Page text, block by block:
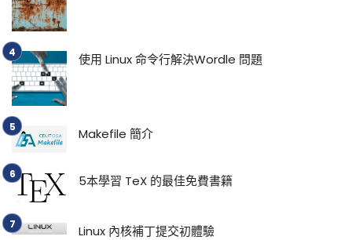
使用 Linux 命令行解決Wordle 問題
Makefile 簡介
5本學習 TeX 的最佳免費書籍
Linux 內核補丁提交初體驗